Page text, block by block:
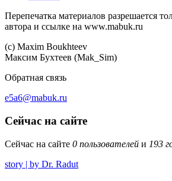
Перепечатка материалов разрешается
автора и ссылке на www.mabuk.ru
(c) Maхim Boukhteev
Максим Бухтеев (Mak_Sim)
Обратная связь
e5a6@mabuk.ru
Сейчас на сайте
Сейчас на сайте 0 пользователей и 193
story | by Dr. Radut